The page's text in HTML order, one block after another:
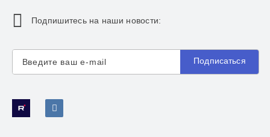
Подпишитесь на наши новости:
Подписаться